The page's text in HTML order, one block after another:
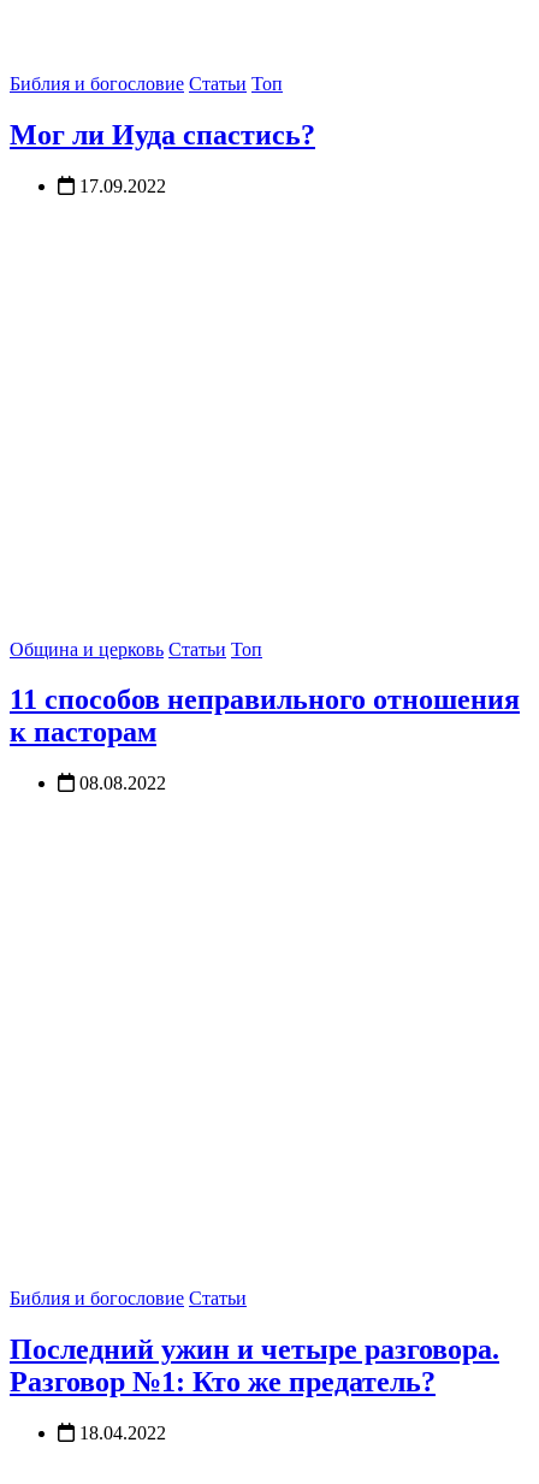
Библия и богословие Статьи Топ
Мог ли Иуда спастись?
17.09.2022
Община и церковь Статьи Топ
11 способов неправильного отношения
к пасторам
08.08.2022
Библия и богословие Статьи
Последний ужин и четыре разговора.
Разговор №1: Кто же предатель?
18.04.2022